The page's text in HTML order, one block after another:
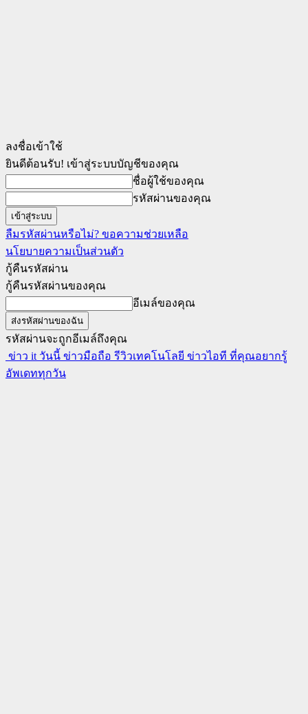
ลงชื่อเข้าใช้
ยินดีต้อนรับ! เข้าสู่ระบบบัญชีของคุณ
ชื่อผู้ใช้ของคุณ
รหัสผ่านของคุณ
ลืมรหัสผ่านหรือไม่? ขอความช่วยเหลือ
นโยบายความเป็นส่วนตัว
กู้คืนรหัสผ่าน
กู้คืนรหัสผ่านของคุณ
อีเมล์ของคุณ
รหัสผ่านจะถูกอีเมล์ถึงคุณ
ข่าว it วันนี้ ข่าวมือถือ รีวิวเทคโนโลยี ข่าวไอที ที่คุณอยากรู้
อัพเดททุกวัน